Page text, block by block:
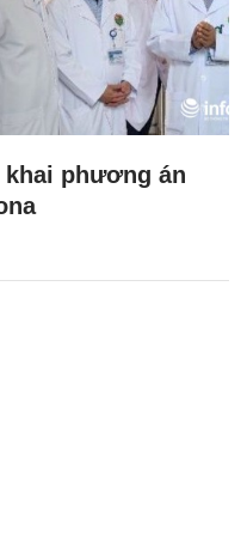
khai phương án